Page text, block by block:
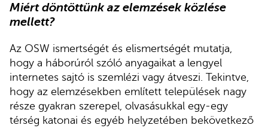
Miért döntöttünk az elemzések közlése
mellett?
Az OSW ismertségét és elismertségét mutatja,
hogy a háborúról szóló anyagaikat a lengyel
internetes sajtó is szemlézi vagy átveszi. Tekintve,
hogy az elemzésekben említett települések nagy
része gyakran szerepel, olvasásukkal egy-egy
térség katonai és egyéb helyzetében bekövetkező